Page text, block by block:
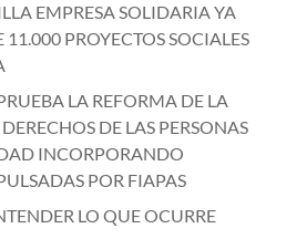
EMPRESA SOLIDARIA YA
PROYECTOS SOCIALES
LA REFORMA DE LA
DE LAS PERSONAS
INCORPORANDO
POR FIAPAS
LO QUE OCURRE